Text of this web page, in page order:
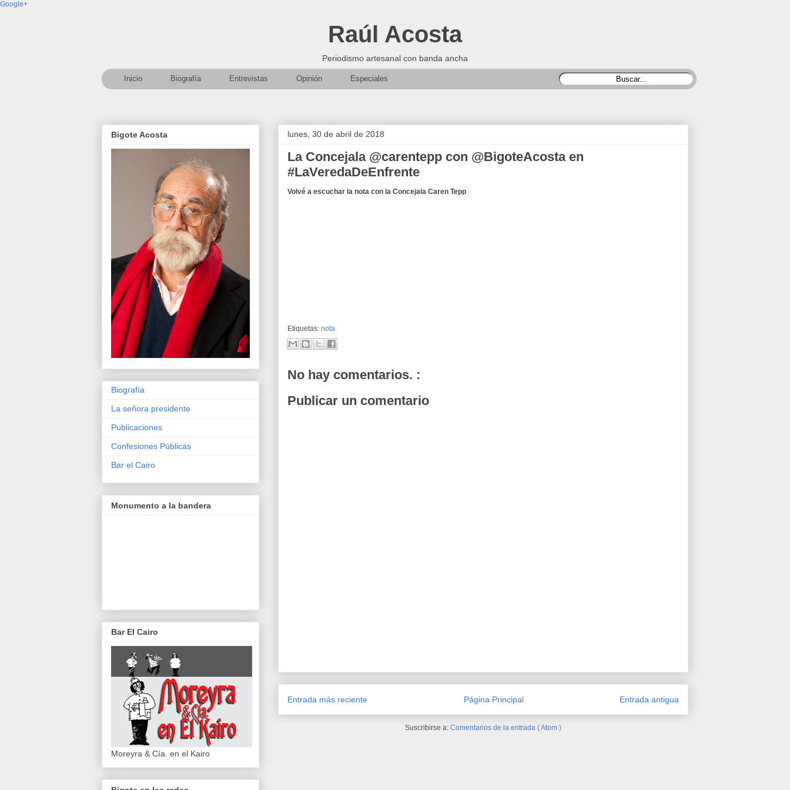
Google+
Raúl Acosta
Periodismo artesanal con banda ancha
Inicio Biografía Entrevistas Opinión Especiales
lunes, 30 de abril de 2018
La Concejala @carentepp con @BigoteAcosta en
#LaVeredaDeEnfrente
Volvé a escuchar la nota con la Concejala Caren Tepp
Etiquetas: nota
No hay comentarios. :
Publicar un comentario
Entrada más reciente Entrada antigua
Página Principal
Suscribirse a: Comentarios de la entrada ( Atom )
Bigote Acosta
Biografía
La señora presidente
Publicaciones
Confesiones Públicas
Bar el Cairo
Monumento a la bandera
Bar El Cairo
Moreyra & Cía. en el Kairo